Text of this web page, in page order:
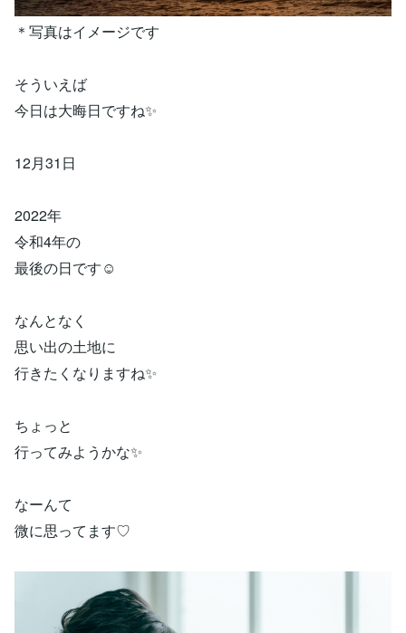
＊写真はイメージです
そういえば
今日は大晦日ですね✨
12月31日
2022年
令和4年の
最後の日です☺️
なんとなく
思い出の土地に
行きたくなりますね✨
ちょっと
行ってみようかな✨
なーんて
微に思ってます♡